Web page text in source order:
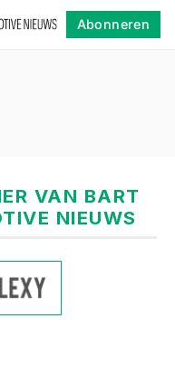
Abonneren
VAN BART
NIEUWS